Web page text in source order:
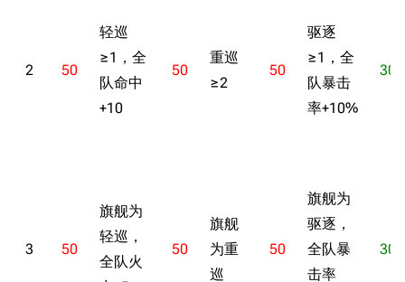
2 50
轻巡
≥1，全
队命中
+10
50
重巡
≥2
50
驱逐
≥1，全
队暴击
率+10%
30
3 50
旗舰为
轻巡，
全队火
50
旗舰
为重
巡
50
旗舰为
驱逐，
全队暴
击率
30